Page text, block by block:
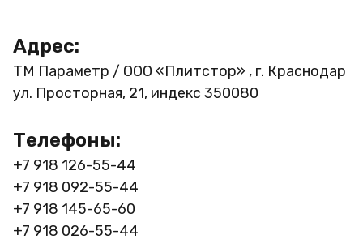
Адрес:
ТМ Параметр / ООО «Плитстор» , г. Краснодар
ул. Просторная, 21, индекс 350080
Телефоны:
+7 918 126-55-44
+7 918 092-55-44
+7 918 145-65-60
+7 918 026-55-44